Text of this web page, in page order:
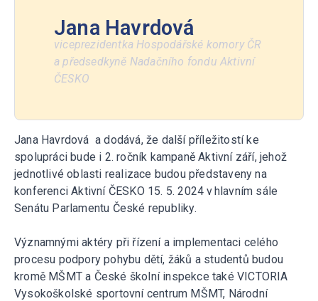
Jana Havrdová
viceprezidentka Hospodářské komory ČR
a předsedkyně Nadačního fondu Aktivní
ČESKO
Jana Havrdová a dodává, že další příležitostí ke
spolupráci bude i 2. ročník kampaně Aktivní září, jehož
jednotlivé oblasti realizace budou představeny na
konferenci Aktivní ČESKO 15. 5. 2024 v hlavním sále
Senátu Parlamentu České republiky.
Významnými aktéry při řízení a implementaci celého
procesu podpory pohybu dětí, žáků a studentů budou
kromě MŠMT a České školní inspekce také VICTORIA
Vysokoškolské sportovní centrum MŠMT, Národní